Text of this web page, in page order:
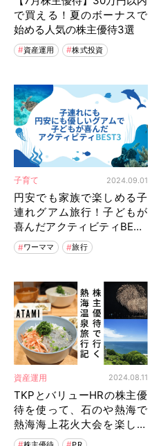
で買える！夏のボーナスで
始める人気の株主優待3選
資産運用 株式投資
子育て 2024.09.01
円安でも家族で楽しめる子
連れグアム旅行！子どもが
喜んだアクティビティBEST
3 ワーママ 旅行
資産運用 2024.08.11
TKPとバリューHRの株主優
待を使って、石のや熱海で
熱海海上花火大会を楽しむ
子連れ旅行